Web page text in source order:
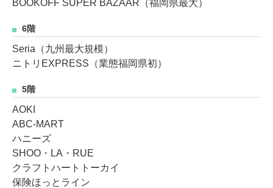
BOOKOFF SUPER BAZAAR（福岡県最大）
6階
Seria（九州最大規模）
ニトリEXPRESS（業態福岡県初）
5階
AOKI
ABC-MART
ハニーズ
SHOO・LA・RUE
クラフトハートトーカイ
保険ほっとライン